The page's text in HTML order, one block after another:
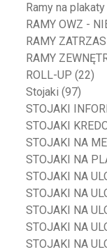
Ramy na plakaty
RAMY OWZ -
RAMY
RAMY
ROLL-UP (22)
Stojaki (97)
STOJAKI
STOJAKI
STOJAKI NA
STOJAKI NA
STOJAKI NA
STOJAKI NA
STOJAKI NA
STOJAKI NA
STOJAKI NA